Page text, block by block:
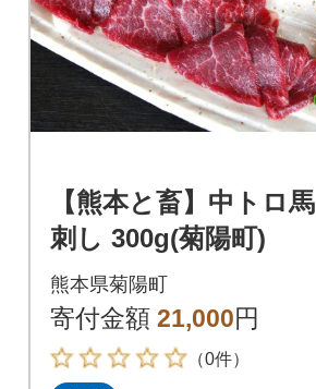
【熊本と畜】中トロ馬
刺し 300g(菊陽町)
熊本県菊陽町
寄付金額 21,000円
（0件）